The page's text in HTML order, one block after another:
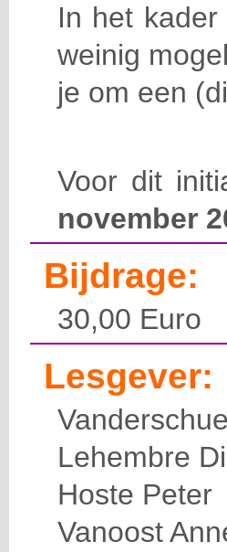
In het
weinig
je om een
Voor dit
november
Bijdrage:
30,00 Euro
Lesgever:
Lehembre
Hoste Peter
Vanoost